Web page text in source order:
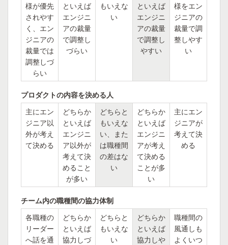
様が優先
されやす
く、エン
ジニアの
裁量では
調整しづ
らい
といえば
エンジニ
アの裁量
で調整し
づらい
もいえな
い
といえば
エンジニ
アの裁量
で調整し
やすい
様をエン
ジニアの
裁量で調
整しやす
い
プロダクトの内容を決める人
主にエン
ジニア以
外が考え
て決める
どちらか
といえば
エンジニ
ア以外が
考えて決
めること
が多い
どちらと
もいえな
い、また
は職種間
の差はな
い
どちらか
といえば
エンジニ
アが考え
て決める
ことが多
い
主にエン
ジニアが
考えて決
める
チーム内の職種間の協力体制
各職種の
リーダー
へ話を通
どちらか
といえば
協力しづ
どちらと
もいえな
い
どちらか
といえば
協力しや
職種間の
風通しも
よくいつ